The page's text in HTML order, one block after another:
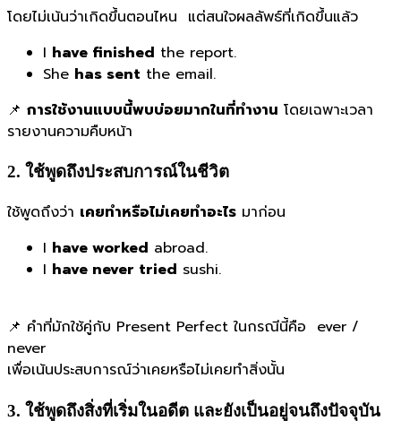
โดยไม่เน้นว่าเกิดขึ้นตอนไหน แต่สนใจผลลัพธ์ที่เกิดขึ้นแล้ว
I have finished the report.
She has sent the email.
📌 การใช้งานแบบนี้พบบ่อยมากในที่ทำงาน โดยเฉพาะเวลา
รายงานความคืบหน้า
2. ใช้พูดถึงประสบการณ์ในชีวิต
ใช้พูดถึงว่า เคยทำหรือไม่เคยทำอะไร มาก่อน
I have worked abroad.
I have never tried sushi.
📌 คำที่มักใช้คู่กับ Present Perfect ในกรณีนี้คือ ever /
never
เพื่อเน้นประสบการณ์ว่าเคยหรือไม่เคยทำสิ่งนั้น
3. ใช้พูดถึงสิ่งที่เริ่มในอดีต และยังเป็นอยู่จนถึงปัจจุบัน